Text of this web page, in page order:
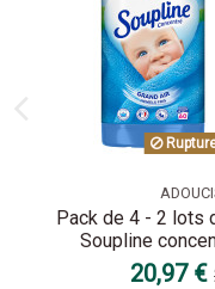
Pack de 4 - 2 lots
Soupline
20,97 €